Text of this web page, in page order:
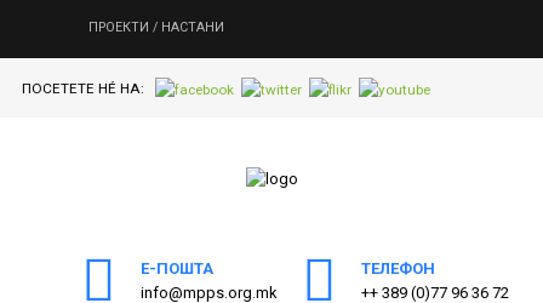
ПУБЛИКАЦИИ
ПРОЕКТИ / НАСТАНИ
ПОСЕТЕТЕ НÉ НА:
Е-ПОШТА
info@mpps.org.mk
ТЕЛЕФОН
++ 389 (0)77 96 36 72
на нашата веб страна